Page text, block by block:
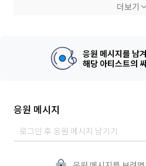
Artwork by YAWB
Mixed & Mastered by BEARLITE
더보기
응원 메시지를 남
해당 아티스트의
응원 메시지